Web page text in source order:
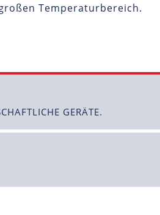
Temperaturbereich.
GERÄTE.